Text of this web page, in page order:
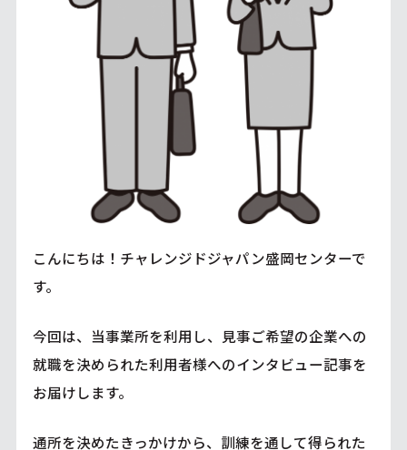
こんにちは！チャレンジドジャパン盛岡センターで
す。
今回は、当事業所を利用し、見事ご希望の企業への
就職を決められた利用者様へのインタビュー記事を
お届けします。
通所を決めたきっかけから、訓練を通して得られた